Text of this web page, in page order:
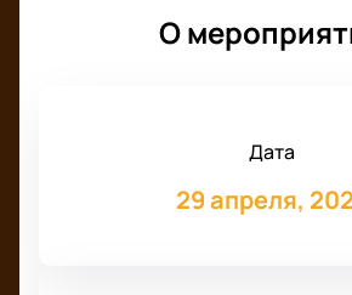
О
Дата
29 апреля,